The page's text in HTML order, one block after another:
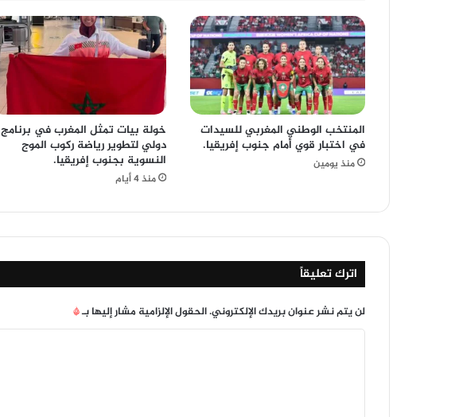
المنتخب الوطني المغربي للسيدات
في اختبار قوي أمام جنوب إفريقيا.
منذ يومين
خولة بيات تمثل المغرب في برنامج
دولي لتطوير رياضة ركوب الموج
النسوية بجنوب إفريقيا.
منذ 4 أيام
اترك تعليقاً
لن يتم نشر عنوان بريدك الإلكتروني.الحقول الإلزامية مشار إليها بـ*